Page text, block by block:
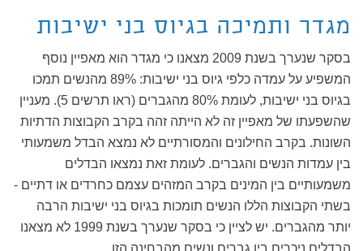
מגדר ותמיכה בגיוס בני ישיבות
בסקר שנערך בשנת 2009 מצאנו כי מגדר הוא מאפיין נוסף
המשפיע על עמדה כלפי גיוס בני ישיבות: 89% מהנשים תמכו
בגיוס בני ישיבות, לעומת 80% מהגברים (ראו תרשים 5). מעניין
שהשפעתו של מאפיין זה לא הייתה זהה בקרב הקבוצות הדתיות
השונות. בקרב החילונים והמסורתיים לא נמצא הבדל משמעותי
בין עמדות הנשים והגברים. לעומת זאת נמצאו הבדלים
משמעותיים בין המינים בקרב המזהים עצמם כחרדים או דתיים -
בשתי הקבוצות הללו הנשים תומכות בגיוס בני ישיבות הרבה
יותר מהגברים. יש לציין כי בסקר שנערך בשנת 1999 לא מצאנו